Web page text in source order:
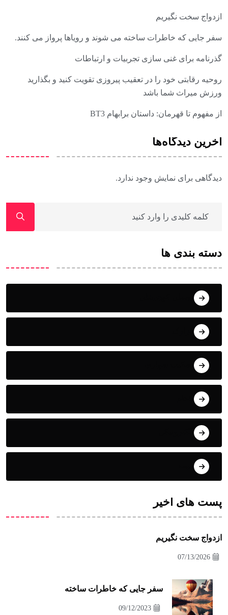
ازدواج سخت نگیریم
سفر جایی که خاطرات ساخته می شوند و رویاها پرواز می کنند.
گذرنامه برای غنی سازی تجربیات و ارتباطات
روحیه رقابتی خود را در تعقیب پیروزی تقویت کنید و بگذارید
ورزش میراث شما باشد
از مفهوم تا قهرمان: داستان برابهام BT3
آخرین دیدگاه‌ها
دیدگاهی برای نمایش وجود ندارد.
دسته بندی ها
پست های اخیر
ازدواج سخت نگیریم
07/13/2026
سفر جایی که خاطرات ساخته
09/12/2023